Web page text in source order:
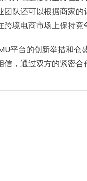
团队还可以根据商家
跨境电商市场上保持竞
平台的创新举措和仓
信，通过双方的紧密合